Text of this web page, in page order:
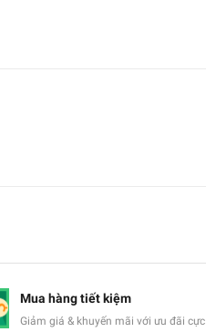
Mua hàng tiết kiệm
Giảm giá & khuyến mãi với ưu đãi cực